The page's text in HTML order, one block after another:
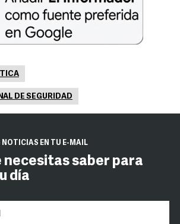
DE SEGURIDAD
NOTICIAS EN TU E-MAIL
necesitas saber para
día